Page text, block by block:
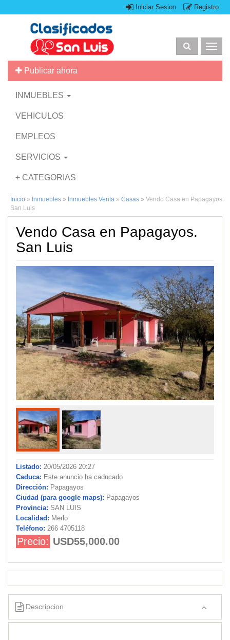
Iniciar Sesion Registro
Publicar ahora
INMUEBLES
VEHICULOS
EMPLEOS
SERVICIOS
+ CATEGORIAS
Inicio » Inmuebles » Inmuebles Venta » Casas » Vendo Casa en Papagayos.
San Luis
Vendo Casa en Papagayos.
San Luis
Listado: 20/05/2026 20:27
Caduca: Este anuncio ha caducado
Dirección: Papagayos
Ciudad (para google maps): Papagayos
Provincia: SAN LUIS
Localidad: Merlo
Teléfono: 266 4705118
Precio: USD55,000.00
Descripcion